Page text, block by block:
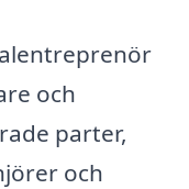
och
parter,
och